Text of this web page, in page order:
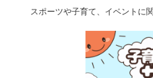
スポーツや子育て、イベントに